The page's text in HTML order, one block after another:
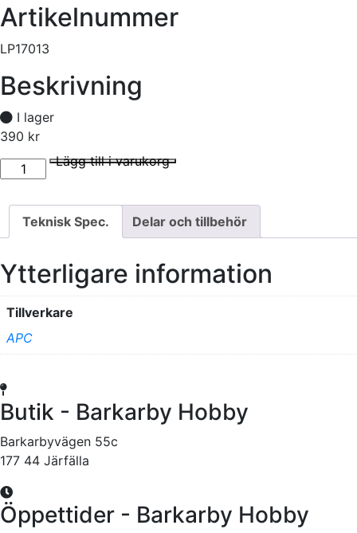
Artikelnummer
LP17013
Beskrivning
I lager
390 kr
I lager
Propeller 17x13 Pattern mängd Lägg till i varukorg
Teknisk Spec. Delar och tillbehör
Ytterligare information
Tillverkare
APC
Butik - Barkarby Hobby
Barkarbyvägen 55c
177 44 Järfälla
Öppettider - Barkarby Hobby